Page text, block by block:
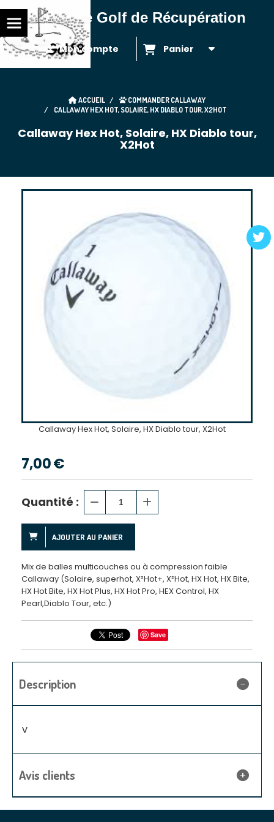
Balles de Golf de Récupération
Mon compte Panier
ACCUEIL
COMMANDER CALLAWAY
CALLAWAY HEX HOT, SOLAIRE, HX DIABLO TOUR, X2HOT
Callaway Hex Hot, Solaire, HX Diablo tour,
X2Hot
Callaway Hex Hot, Solaire, HX Diablo tour, X2Hot
7,00€
Quantité :
AJOUTER AU PANIER
Mix de balles multicouches ou à compression faible
Callaway (Solaire, superhot, X²Hot+, X²Hot, HX Hot, HX Bite,
HX Hot Bite, HX Hot Plus, HX Hot Pro, HEX Control, HX
Pearl,Diablo Tour, etc.)
Save
Description
v
Avis clients